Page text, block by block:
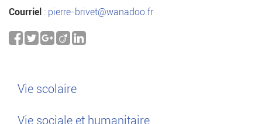
Courriel : pierre-brivet@wanadoo.fr
Vie scolaire
Vie sociale et humanitaire